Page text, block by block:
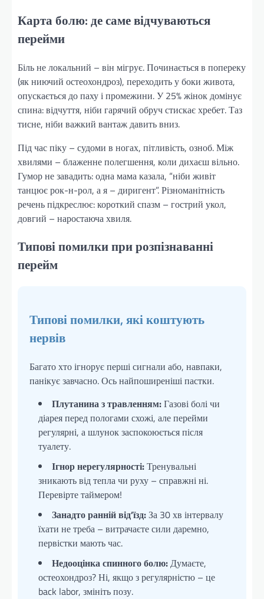
Карта болю: де саме відчуваються
перейми
Біль не локальний – він мігрує. Починається в попереку
(як ниючий остеохондроз), переходить у боки живота,
опускається до паху і промежини. У 25% жінок домінує
спина: відчуття, ніби гарячий обруч стискає хребет. Таз
тисне, ніби важкий вантаж давить вниз.
Під час піку – судоми в ногах, пітливість, озноб. Між
хвилями – блаженне полегшення, коли дихаєш вільно.
Гумор не завадить: одна мама казала, “ніби живіт
танцює рок-н-рол, а я – диригент”. Різноманітність
речень підкреслює: короткий спазм – гострий укол,
довгий – наростаюча хвиля.
Типові помилки при розпізнаванні
перейм
Типові помилки, які коштують
нервів
Багато хто ігнорує перші сигнали або, навпаки,
панікує завчасно. Ось найпоширеніші пастки.
Плутанина з травленням:Газові болі чи
діарея перед пологами схожі, але перейми
регулярні, а шлунок заспокоюється після
туалету.
Ігнор нерегулярності:Тренувальні
зникають від тепла чи руху – справжні ні.
Перевірте таймером!
Занадто ранній від’їзд:За 30 хв інтервалу
їхати не треба – витрачаєте сили даремно,
первістки мають час.
Недооцінка спинного болю:Думаєте,
остеохондроз? Ні, якщо з регулярністю – це
back labor, змініть позу.